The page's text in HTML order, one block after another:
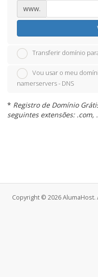
www.
Transferir domínio
Vou usar o meu
namerservers - DNS
* Registro de Domínio
seguintes extensões: .com,
Copyright © 2026